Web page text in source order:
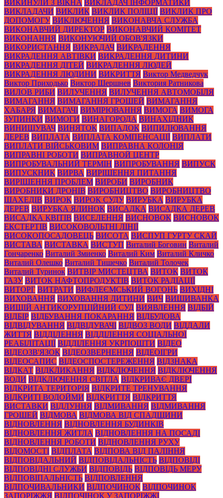
ВИКИНУЛИ З ВІКНА ВИКЛАДАЧ ІНФОРМАТИКИ
ВИКЛАДАЧИ ВИКЛИК ВИКЛИК ПОЛІЦІЇ ВИКЛИК ПРО
ДОПОМОГУ ВИКЛЮЧЕННЯ ВИКОНАВЧА СЛУЖБА
ВИКОНАВЧИЙ ДИРЕКТОР ВИКОНАВЧИЙ КОМІТЕТ
ВИКОНАННЯ ВИКОНУЮЧИЙ ОБОВ'ЯЗКИ
ВИКОРИСТАННЯ ВИКРАДАЧ ВИКРАДЕННЯ
ВИКРАДЕННЯ АВТІВКИ ВИКРАДЕННЯ ДИТИНИ
ВИКРАДЕННЯ ДІТЕЙ ВИКРАДЕННЯ ЛЮДЕЙ
ВИКРАДЕННЯ ЛЮДИНИ ВИКРИТТЯ Виктор Медведчук
Виктор Приходько Виктор Шершнев Виктория Ратникова
ВИЛОВ РИБИ ВИЛУЧЕННЯ ВИЛУЧЕННЯ АВТОМОБІЛЯ
ВИМАГАННЯ ВИМАГАННЯ ГРОШЕЙ ВИМАГАННЯ
ХАБАРЯ ВИМАГАЧІ ВИМІРЮВАННЯ ВИМОГА ВИМОГА
ЗУПИНКИ ВИМОГИ ВИНАГОРОДА ВИНАХІДНИК
ВИНИЩУВАЧ ВИНЯТОК ВИПАДОК ВИПИЛЮВАННЯ
ДЕРЕВ ВИПЛАТА ВИПЛАТА КОМПЕНСАЦІЇ ВИПЛАТИ
ВИПЛАТИ ВІЙСЬКОВИМ ВИПРАВНА КОЛОНІЯ
ВИПРАВНІ РОБОТИ ВИПРАВНОЙ ЦЕНТР
ВИПРОБУВАЛЬНИЙ ТЕРМІН ВИПРОБУВАННЯ ВИПУСК
ВИПУСКНИК ВИРВА ВИРІШЕННЯ ПИТАННЯ
ВИРІШЕННЯ ПРОБЛЕМ ВИРОБИ ВИРОБНИК
ВИРОБНИКИ ДРОНІВ ВИРОБНИЦТВО ВИРОБНИЦТВО
ШАХЕДІВ ВИРОК ВИРОК СУДУ ВИРУБКА ВИРУБКА
ДЕРЕВ ВИРУБКА ЯЛИНОК ВИСАДКА ВИСАДКА ДЕРЕВ
ВИСАДКА КВІТІВ ВИСЕЛЕННЯ ВИСНОВОК ВИСНОВОК
ЕКСТЕРТІВ ВИСОКОВОЛЬТНІ ЛІНІЇ
ВИСОКОПОСАДОВЕЦЬ ВИСОТА ВИСПУП ГУРТУ СКАЙ
ВИСТАВА ВИСТАВКА ВИСТУП Виталий Боговин Виталий
Гончаренко Виталий Змиенко Виталий Ким Виталий Кличко
Виталий Олешко Виталий Тишечко Виталий Толочек
Виталий Туринок ВИТВІР МИСТЕЦТВА ВИТОК ВИТОК
ГАЗУ ВИТОК НАФТОПРОДУКТІВ ВИТОК РАДІАЦІЇ
ВИТОРГ ВИТРАТИ ВИФЛЕЄМСЬКИЙ ВОГОНЬ ВИХІДНІ
ВИХОВАННЯ ВИХОВАННЯ ДИТИНИ ВИЧ ВИШИВАНКА
ВИЩІЙ АНТИКОРУПЦІЙНИЙ СУД ВИЯВЛЕННЯ ВІДБІЙ
ВІДБІР ВІДБУВАННЯ ПОКАРАННЯ ВІДБУДОВА
ВІДВІДУВАННЯ ВІДВІДУВАЧІ ВІДВОЗ ВОДИ ВІДДАЛИ
ЖИТТЯ ВІДДІЛЕННЯ ВІДДІЛЕННЯ СОЦІАЛЬНОЇ
РЕАБІЛІТАЦІЇ ВІДДІЛЕННЯ УКРПОШТИ ВІДЕО
ВІДЕОЗВ'ЯЗОК ВІДЕОЗВЕРНЕННЯ ВІДЕОІГРИ
ВІДЕОСАПИС ВІДЕОСПОСТЕРЕЖЕННЯ ВІДЗНАКА
ВІДКАТ ВІДКЛИКАННЯ ВІДКЛЮЧЕННЯ ВІДКЛЮЧЕННЯ
ВОДИ ВІДКЛЮЧЕННЯ СВІТЛА ВІДКРИВАЄ ДВЕРІ
ВІДКРИТА ТЕРИТОРІЯ ВІДКРИТЕ ТРЕНУВАННЯ
ВІДКРИТІ ВОДОЙМИ ВІДКРИТТЯ ВІДКРИТТЯ
ВИСТАВКИ ВІДЛУННЯ ВІДМИВАННЯ ВІДМИВАННЯ
ГРОШЕЙ ВІДМОВА ВІДМОВА ВІД СПАДЩИНИ
ВІДНОВЛЕННЯ ВІДНОВЛЕННЯ БУДИНКІВ
ВІДНОВЛЕННЯ ЖИТЛА ВІДНОВЛЕННЯ НА ПОСАДІ
ВІДНОВЛЕННЯ РОБОТИ ВІДНОВЛЕННЯ РУХУ
ВІДОМОСТІ ВІДПЛАТА ВІДПОВА ВІД ПАЛІННЯ
ВІДПОВІДАЛЬНИЙ ВІДПОВІДАЛЬНІСТЬ ВІДПОВІДІ
ВІДПОВІДНІ СЛУЖБИ ВІДПОВІДЬ ВІДПОВІДЬ МЕРУ
ВІДПОВІПАЛЬНІСТЬ ВІДПОВЛЕННЯ
ВІДПОЧИВАЛЬНИКИ ВІДПОЧИНОК ВІДПОЧИНОК
ЗАПОРІЖЖЯ ВІДПОЧІНОК У ЗАПОРІЖЖІ